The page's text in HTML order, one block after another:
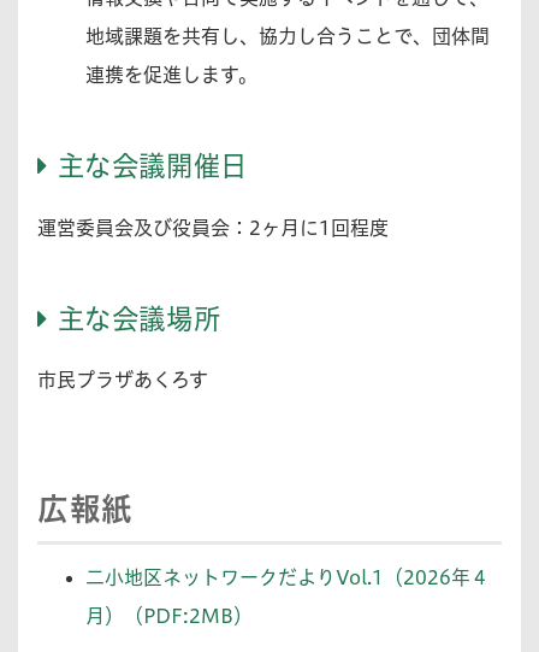
地域課題を共有し、協力し合うことで、団体間
連携を促進します。
主な会議開催日
運営委員会及び役員会：2ヶ月に1回程度
主な会議場所
市民プラザあくろす
広報紙
二小地区ネットワークだよりVol.1（2026年４
月）（PDF:2MB）